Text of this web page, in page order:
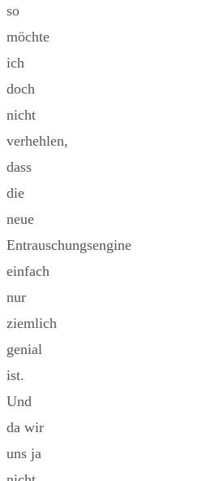
so
möchte
ich
doch
nicht
verhehlen,
dass
die
neue
Entrauschungsengine
einfach
nur
ziemlich
genial
ist.
Und
da wir
uns ja